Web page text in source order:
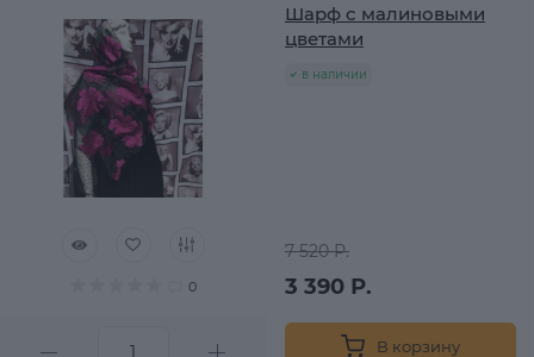
0
Шарф с малиновыми
цветами
в наличии
7 520 Р.
3 390 Р.
В корзину